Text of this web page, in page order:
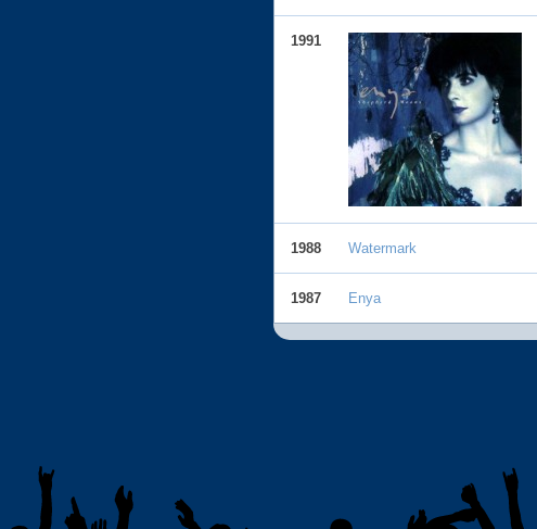
1991
1988 Watermark
1987 Enya